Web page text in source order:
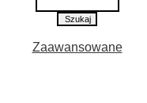
Zaawansowane